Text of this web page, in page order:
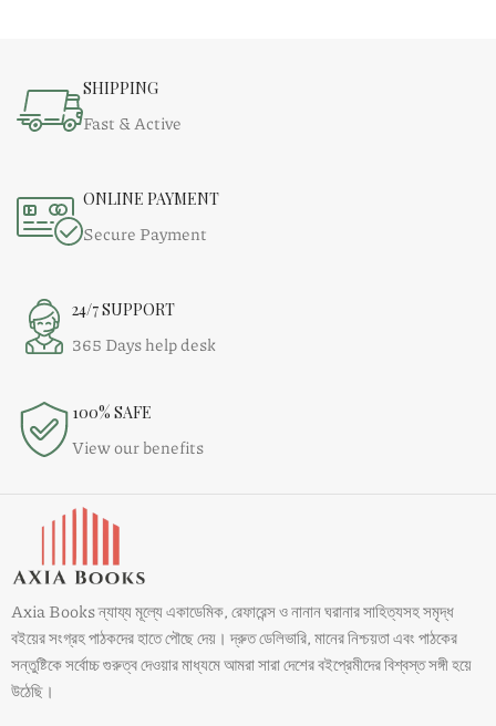
SHIPPING
Fast & Active
ONLINE PAYMENT
Secure Payment
24/7 SUPPORT
365 Days help desk
100% SAFE
View our benefits
Axia Books ন্যায্য মূল্যে একাডেমিক, রেফারেন্স ও নানান ঘরানার সাহিত্যসহ সমৃদ্ধ
বইয়ের সংগ্রহ পাঠকদের হাতে পৌছে দেয়। দ্রুত ডেলিভারি, মানের নিশ্চয়তা এবং পাঠকের
সন্তুষ্টিকে সর্বোচ্চ গুরুত্ব দেওয়ার মাধ্যমে আমরা সারা দেশের বইপ্রেমীদের বিশ্বস্ত সঙ্গী হয়ে
উঠেছি।